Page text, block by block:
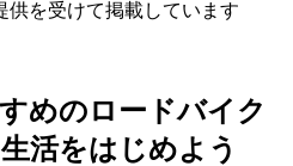
供を受けて掲載しています
めのロードバイク
活をはじめよう